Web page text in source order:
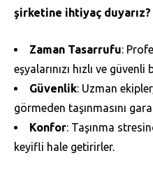
şirketine ihtiyaç duyarız?
Zaman Tasarrufu:
eşyalarınızı hızlı ve güvenli
Güvenlik: Uzman
görmeden taşınmasını
Konfor: Taşınma
keyifli hale getirirler.